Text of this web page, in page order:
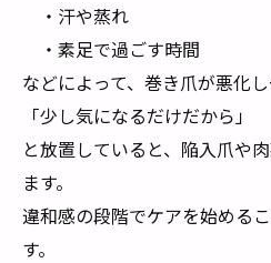
・汗や蒸れ
・素足で過ごす時間
などによって、巻き爪が悪化し
「少し気になるだけだから」
と放置していると、陥入爪や
ます。
違和感の段階でケアを始める
す。